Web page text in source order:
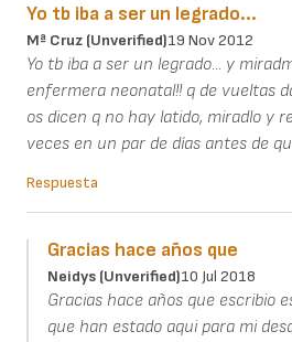
Yo tb iba a ser un legrado...
Mª Cruz (unverified)19 Nov 2012
Yo tb iba a ser un legrado... y
enfermera neonatal!! q de vueltas
os dicen q no hay latido, miradlo y
veces en un par de días antes de
Respuesta
Gracias hace años que
Neidys (unverified)10 Jul 2018
Gracias hace años que escribio
que han estado aqui para mi